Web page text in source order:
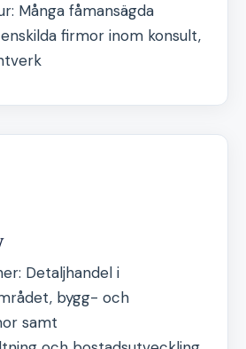
Många fåmansägda
firmor inom konsult,
Detaljhandel i
bygg- och
samt